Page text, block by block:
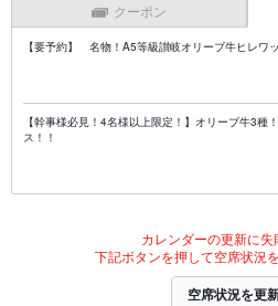
クーポン
【要予約】 名物！A5等級讃岐オリーブ牛ヒレワ
【幹事様必見！4名様以上限定！】オリーブ牛3種
ス！！
カレンダーの更新に失
下記ボタンを押して空席状況
空席状況を更